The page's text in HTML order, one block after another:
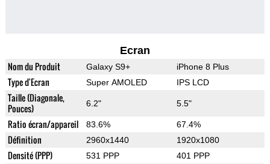
Ecran
Nom du Produit Galaxy S9+ iPhone 8 Plus
Type d'Ecran Super AMOLED IPS LCD
Taille (Diagonale,
Pouces)
6.2" 5.5"
Ratio écran/appareil 83.6% 67.4%
Définition 2960x1440 1920x1080
Densité (PPP) 531 PPP 401 PPP